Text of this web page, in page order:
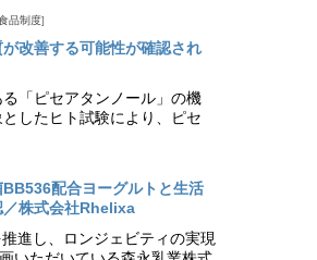
品制度
改善する可能性が確認され
「ピセアタンノール」の機
したヒト試験により、ピセ
BB536配合ヨーグルトと生活
／株式会社Rhelixa
進し、ロンジェビティの実現